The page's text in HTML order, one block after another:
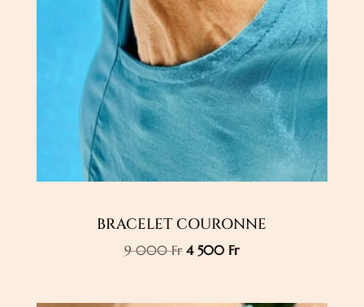
BRACELET COURONNE
9 000Fr Le
4 500 FrLe